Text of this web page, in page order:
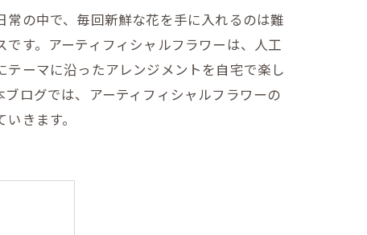
の中で、毎回新鮮な花を手に入れるのは難
す。アーティフィシャルフラワーは、人工
ーマに沿ったアレンジメントを自宅で楽し
ログでは、アーティフィシャルフラワーの
きます。